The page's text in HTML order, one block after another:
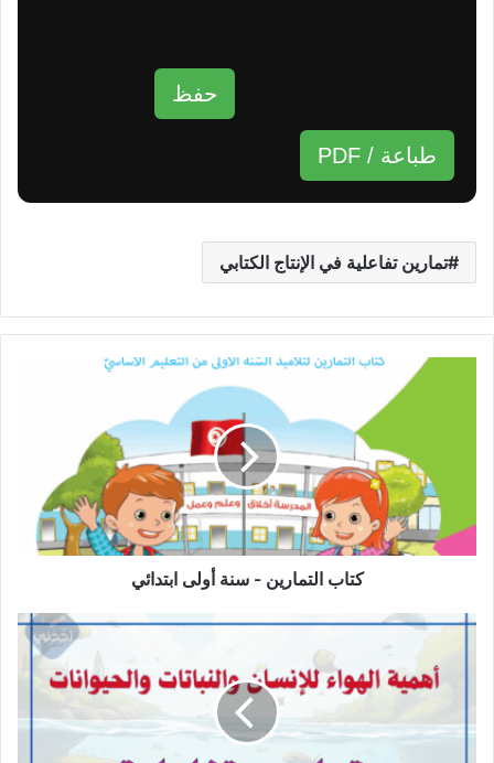
حفظ
طباعة / PDF
تمارين تفاعلية في الإنتاج الكتابي
كتاب التمارين - سنة أولى ابتدائي
أهمية
للإنسان
والنباتات
-